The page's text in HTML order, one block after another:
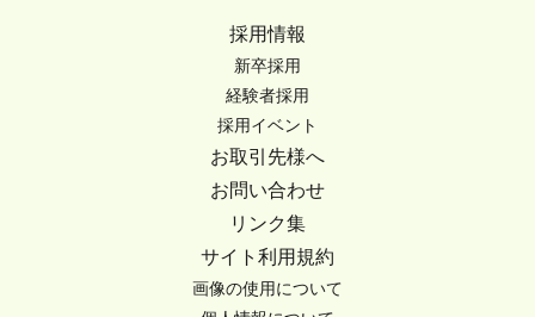
採用情報
新卒採用
経験者採用
採用イベント
お取引先様へ
お問い合わせ
リンク集
サイト利用規約
画像の使用について